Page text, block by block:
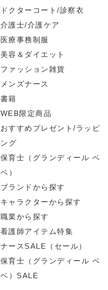
ドクターコート/診察衣
介護士/介護ケア
医療事務制服
美容＆ダイエット
ファッション雑貨
メンズナース
書籍
WEB限定商品
おすすめプレゼント/ラッピ
ング
保育士（グランディール ベ
ベ）
ブランドから探す
キャラクターから探す
職業から探す
看護師アイテム特集
ナースSALE（セール）
保育士（グランディール ベ
ベ）SALE